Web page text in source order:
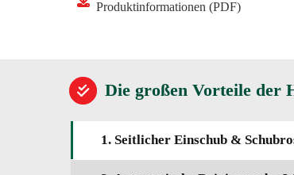
Produktinformationen (PDF)
Die großen Vorteile der
1. Seitlicher Einschub &